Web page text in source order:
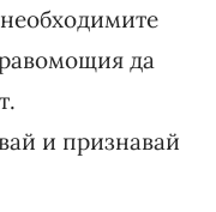
да
и признавай